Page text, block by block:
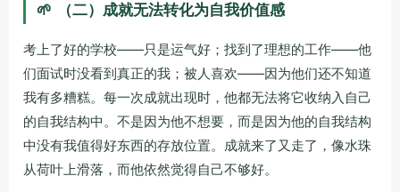
🌱 （二）成就无法转化为自我价值感
考上了好的学校——只是运气好；找到了理想的工作——他
们面试时没看到真正的我；被人喜欢——因为他们还不知道
我有多糟糕。每一次成就出现时，他都无法将它收纳入自己
的自我结构中。不是因为他不想要，而是因为他的自我结构
中没有我值得好东西的存放位置。成就来了又走了，像水珠
从荷叶上滑落，而他依然觉得自己不够好。